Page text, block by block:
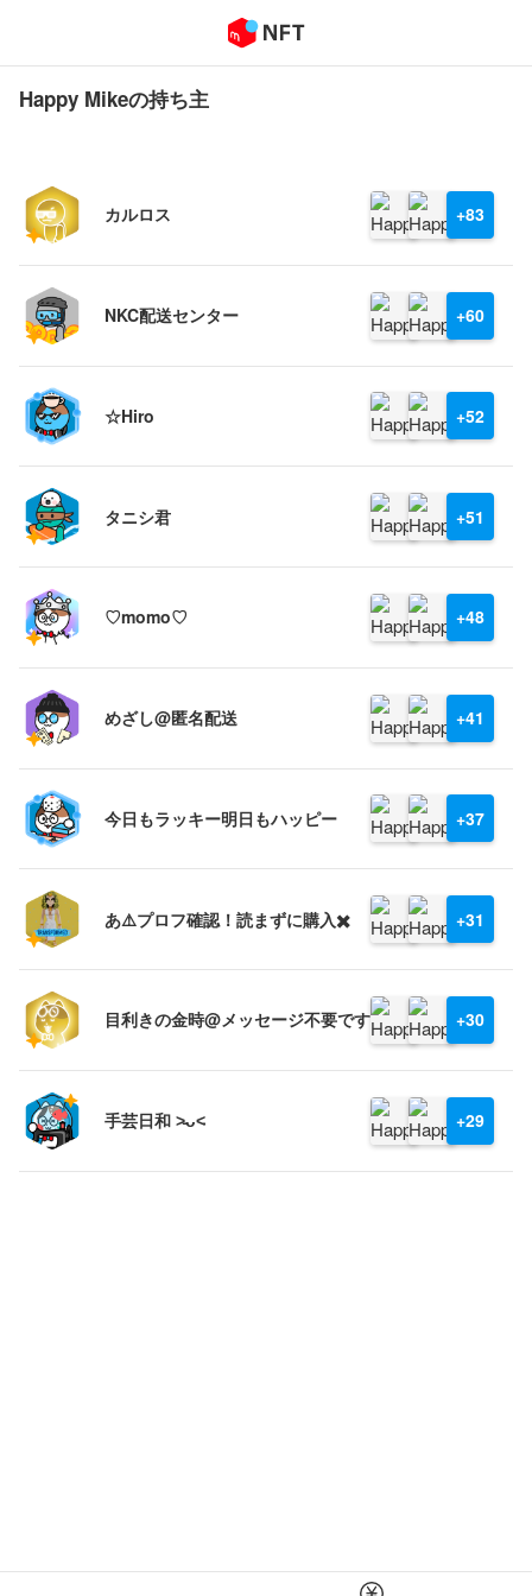
Happy Mikeの持ち主
カルロス +83
NKC配送センター +60
☆Hiro +52
タニシ君 +51
♡momo♡ +48
めざし@匿名配送 +41
今日もラッキー明日もハッピー +37
あ⚠️プロフ確認！読まずに購入✖️ +31
目利きの金時@メッセージ不要です +30
手芸日和 ˃̵ᴗ˂̵ +29